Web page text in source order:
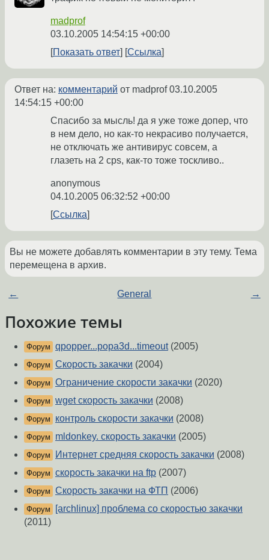
madprof
03.10.2005 14:54:15 +00:00
Показать ответ
Ссылка
Ответ на: комментарий от madprof03.10.2005
14:54:15 +00:00
Спасибо за мысль! да я уже тоже допер, что
в нем дело, но как-то некрасиво получается,
не отключать же антивирус совсем, а
глазеть на 2 cps, как-то тоже тоскливо..
anonymous
04.10.2005 06:32:52 +00:00
Ссылка
Вы не можете добавлять комментарии в эту тему. Тема
перемещена в архив.
← General →
Похожие темы
Форум qpopper...popa3d...timeout(2005)
Форум Скорость закачки (2004)
Форум Ограничение скорости закачки (2020)
Форум wget скорость закачки (2008)
Форум контроль скорости закачки (2008)
Форум mldonkey. скорость закачки (2005)
Форум Интернет средняя скорость закачки (2008)
Форум скорость закачки на ftp (2007)
Форум Скорость закачки на ФТП (2006)
Форум
[archlinux] проблема со скоростью закачки
(2011)